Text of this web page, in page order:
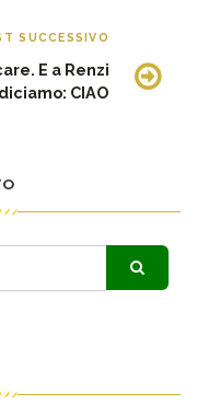
SUCCESSIVO
E a Renzi
diciamo: CIAO